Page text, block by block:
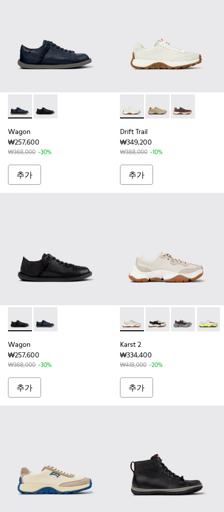
Wagon - K101101-003 - 남성용 블루 컬러 가죽 및 텍스타일
Wagon - K101101-001 - 남성용 블랙 컬러 가죽 및 텍
Wagon
₩257,600
₩368,000 -30%
추가
Drift Trail - K100928-001 -
Drift Trail - K100928-
Drift Trail -
Drift Trail
₩349,200
₩388,000 -10%
추가
Wagon - K101101-001 - 남성용 블랙 컬러 가죽 및 텍스타일
Wagon - K101101-003 - 남성용 블루 컬러 가죽 및 텍
Wagon
₩257,600
₩368,000 -30%
추가
Karst 2 - K101068-002 - 남
Karst 2 - K101068-011
Karst 2 -Karst
Karst 2
₩334,400
₩418,000 -20%
추가